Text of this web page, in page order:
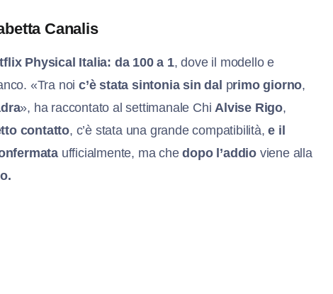
Canalis
Physical Italia: da 100 a 1, dove il modello e
«Tra noic’è stata sintonia sin dal primo giorno,
», ha raccontato al settimanale Chi Alvise Rigo,
contatto, c’è stata una grande compatibilità,e il
ufficialmente, ma chedopo l’addio viene alla